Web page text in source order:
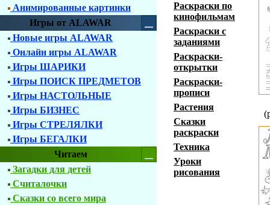
Анимированные картинки
Игры от ALAWAR
Новые игры ALAWAR
Онлайн игры ALAWAR
Игры ШАРИКИ
Игры ПОИСК ПРЕДМЕТОВ
Игры НАСТОЛЬНЫЕ
Игры БИЗНЕС
Игры СТРЕЛЯЛКИ
Игры БЕГАЛКИ
Читаем
Загадки для детей
Считалочки
Сказки со всего мира
Раскраски по
кинофильмам
Раскраски с
заданиями
Раскраски-
открытки
Раскраски-
прописи
Растения
Сказки
раскраски
Техника
Уроки
рисования